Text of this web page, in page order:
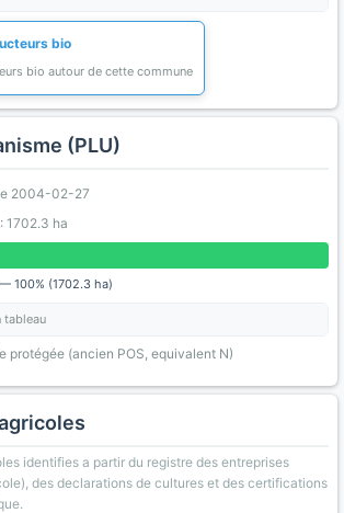
bio
bio autour de cette commune
(PLU)
2004-02-27
1702.3 ha
100% (1702.3 ha)
tableau
protégée (ancien POS, equivalent N)
identifies a partir du registre des entreprises
des declarations de cultures et des certifications